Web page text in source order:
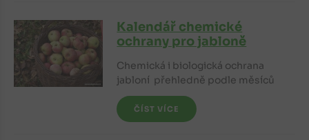
Kalendář chemické
ochrany pro jabloně
Chemická i biologická ochrana
jabloní přehledně podle měsíců
ČÍST VÍCE